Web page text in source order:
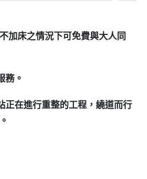
加床之情況下可免費與大人同
務。
正在進行重整的工程，繞道而行